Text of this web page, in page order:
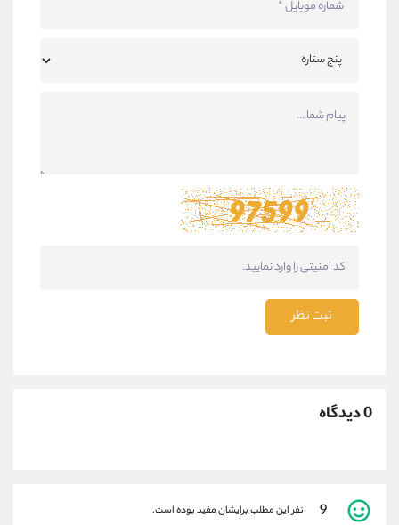
ثبت نظر
0 دیدگاه
9 نفر این مطلب برایشان مفید بوده است.